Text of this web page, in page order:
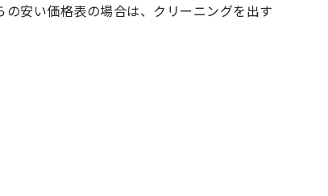
安い価格表の場合は、クリーニングを出す